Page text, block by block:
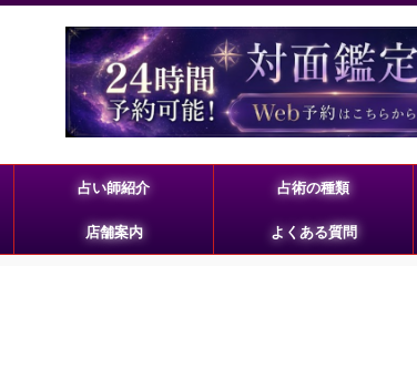
占い師紹介 占術の種類
店舗案内 よくある質問